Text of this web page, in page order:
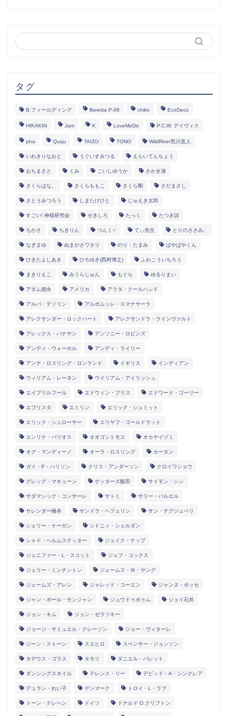
タグ
B.フィールディング Beretta P-08 chiko EcoDeco
HIKAKIN Jam K LoveMeDo P.C.W. デイヴィス
pha Ququ TAIZO TONO WildRiver荒川直人
いわきりなおと うぐいすみつる えらいてんちょう
おちまさと くみ こいしゆうか さかき漣
さくらはな。 さくらももこ さくら剛 さだまさし
さとうみつろう しまたけひと じゅえき太郎
すごい! 神様研究会 せきしろ たっく たつき諒
ちかさ ちきりん つんく♂ てぃ先生 とりのささみ。
なぎまゆ ぬまがさワタリ のり・たまみ ぱやぱやくん
ひきたよしあき ひろゆき(西村博之) ふわこういちろう
まきりえこ みうらじゅん もぐら ゆるりまい
アダム徳永 アメリカ アラタ・クールハンド
アルパ・テソリン アルボムッレ・スマナサーラ
アレクサンダー・ロックハート アレクサンドラ・ラインヴァルト
アレックス・バナヤン アンソニー・ロビンズ
アンディ・ウォーホル アンディ・ライリー
アンナ・ロスリング・ロンランド イギリス インディアン
ウィリアム・レーネン ウイリアム・アイリッシュ
エイプリルフール エドウィン・ブリス エドワード・ゴーリー
エブリスタ エミリン エリック・シュミット
エリック・シュローサー エリヤフ・ゴールドラット
エンリケ・バリオス オオゴシトモエ オカヤイヅミ
オグ・マンディーノ オーラ・ロスリング カータン
ガイ・P・ハリソン クリス・アンダーソン クロイワショウ
グレッグ・マキューン ゲッターズ飯田 サイモン・シン
サダマシック・コンサーレ サトミ サリー・バルエル
サレンダー橋本 サンドラ・ヘフェリン サン・テグジュペリ
シェリー・ケーガン シドニィ・シェルダン
シャド・ヘルムステッター ジェイク・ナップ
ジェニファー・L・スコット ジェフ・コックス
ジェリー・ミンチントン ジェームス・Ｗ・ヤング
ジェームズ・アレン ジャレッド・コーエン ジャンヌ・ボッセ
ジャン・ポール・モンジャン ジュウドゥポゥム ジョイ石井
ジョン・キム ジョン・ゼラツキー
ジョージ・サミュエル・クレーソン ジョー・ヴィターレ
ジーン・ストーン スエヒロ スペンサー・ジョンソン
タデウス・ゴラス タモリ ダニエル・バレット
ダンシングスネイル テレンス・リー デビッド・A・シンクレア
デュラン・れい子 デンマーク トロイ・L・ラブ
トーン・テレヘン ドイツ ドナルド O.クリフトン